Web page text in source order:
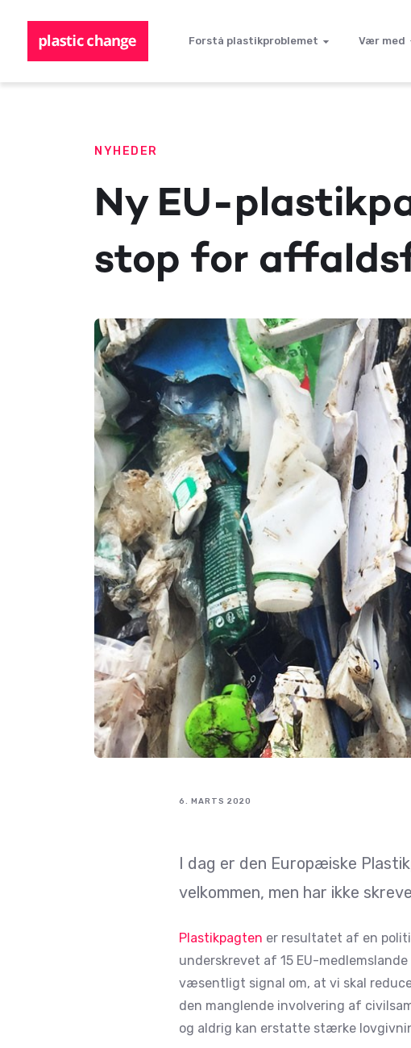
Forstå plastikproblemet Vær med
NYHEDER
Ny EU-
stop for
6. MARTS 2020
I dag er den Europæiske
velkommen, men har ikke
Plastikpagten er resultatet af en
underskrevet af 15 EU-
væsentligt signal om, at vi skal
den manglende involvering af
og aldrig kan erstatte stærke